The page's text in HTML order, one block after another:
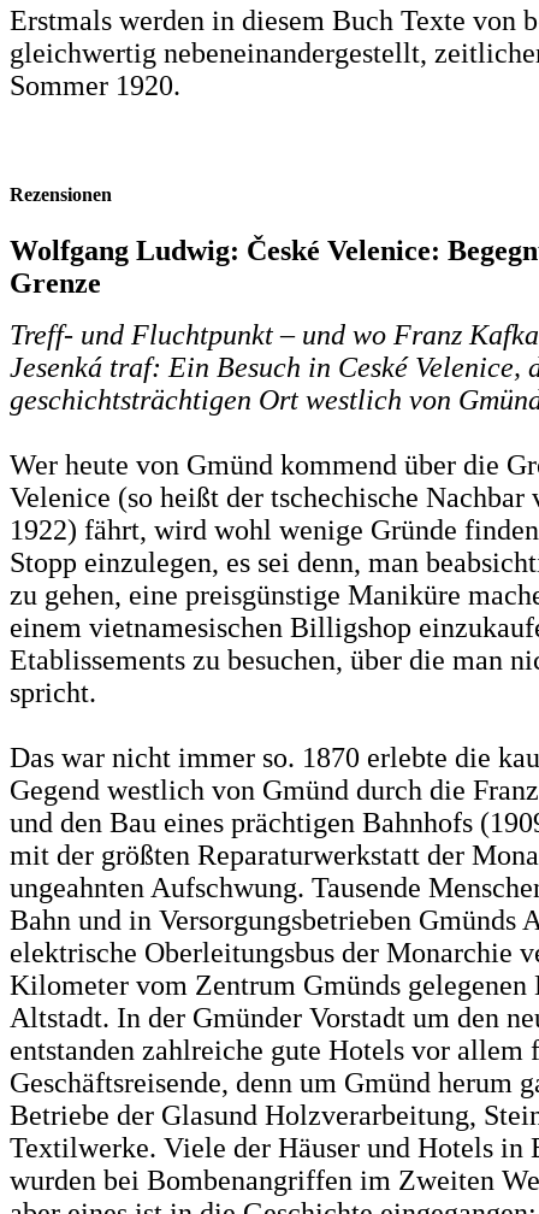
Erstmals werden in diesem Buch Texte von
gleichwertig nebeneinandergestellt,
Sommer 1920.
Rezensionen
Wolfgang Ludwig: České Velenice:
Grenze
Treff- und Fluchtpunkt – und wo Franz
Jesenká traf: Ein Besuch in Ceské Velenice,
geschichtsträchtigen Ort westlich von
Wer heute von Gmünd kommend über die
Velenice (so heißt der tschechische Nachbar
1922) fährt, wird wohl wenige Gründe
Stopp einzulegen, es sei denn, man
zu gehen, eine preisgünstige Maniküre
einem vietnamesischen Billigshop
Etablissements zu besuchen, über die man
spricht.
Das war nicht immer so. 1870 erlebte die
Gegend westlich von Gmünd durch die
und den Bau eines prächtigen Bahnhofs
mit der größten Reparaturwerkstatt der
ungeahnten Aufschwung. Tausende
Bahn und in Versorgungsbetrieben Gmünds
elektrische Oberleitungsbus der Monarchie
Kilometer vom Zentrum Gmünds gelegenen
Altstadt. In der Gmünder Vorstadt um den
entstanden zahlreiche gute Hotels vor allem
Geschäftsreisende, denn um Gmünd herum
Betriebe der Glasund Holzverarbeitung,
Textilwerke. Viele der Häuser und Hotels in
wurden bei Bombenangriffen im Zweiten